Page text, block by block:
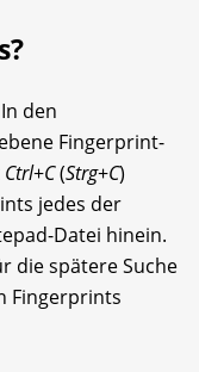
den
Fingerprint-
Ctrl+C(Strg+C)
jedes der
Datei hinein.
die spätere Suche
Fingerprints